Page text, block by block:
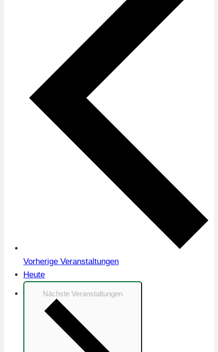
Vorherige Veranstaltungen
Heute
Nächste Veranstaltungen